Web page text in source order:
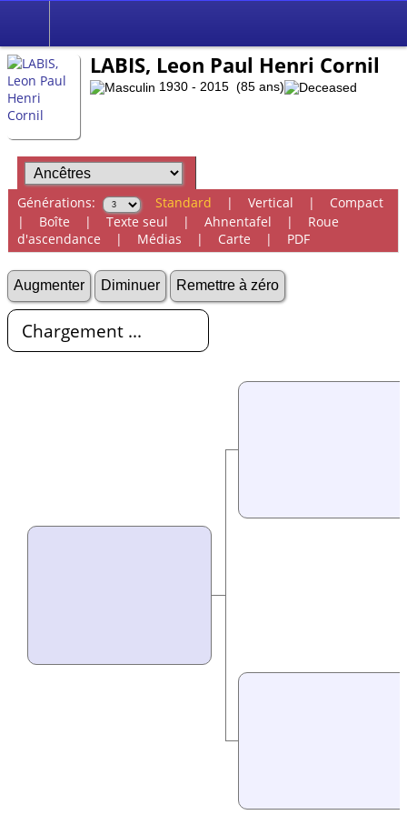
LABIS, Leon Paul Henri Cornil
1930 - 2015 (85 ans)
Générations: Standard | Vertical | Compact
| Boîte | Texte seul | Ahnentafel | Roue
d'ascendance | Médias | Carte | PDF
Augmenter Diminuer Remettre à zéro
Chargement ...